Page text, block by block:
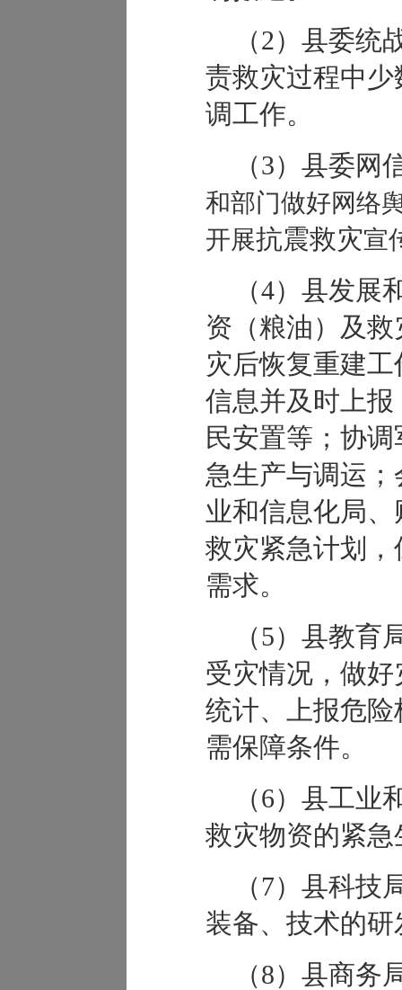
（2）县委统
责救灾过程中
调工作。
（3）县委网
和部门做好网络
开展抗震救灾宣
（4）县发展
资（粮油）及
灾后恢复重建
信息并及时上
民安置等；协
急生产与调运
业和信息化局
救灾紧急计划
需求。
（5）县教育
受灾情况，做
统计、上报危
需保障条件。
（6）县工业
救灾物资的紧急
（7）县科技
装备、技术的
（8）县商务